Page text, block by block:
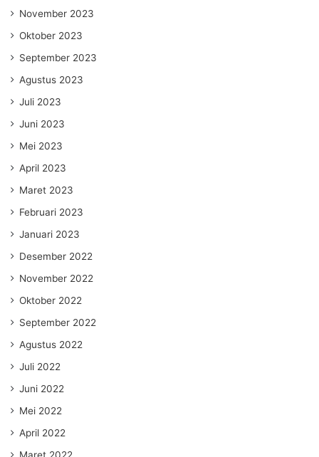
November 2023
Oktober 2023
September 2023
Agustus 2023
Juli 2023
Juni 2023
Mei 2023
April 2023
Maret 2023
Februari 2023
Januari 2023
Desember 2022
November 2022
Oktober 2022
September 2022
Agustus 2022
Juli 2022
Juni 2022
Mei 2022
April 2022